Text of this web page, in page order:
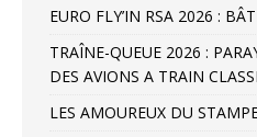
EURO FLY’IN RSA 2026 :
TRAÎNE-QUEUE 2026 :
DES AVIONS A TRAIN
LES AMOUREUX DU